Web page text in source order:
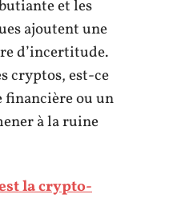
et les
ajoutent une
d’incertitude.
cryptos, est-ce
financière ou un
à la ruine
la crypto-